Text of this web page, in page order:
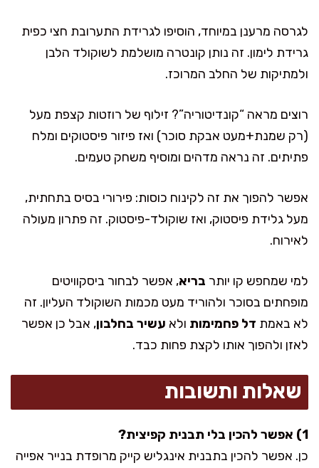
לגרסה מרענן במיוחד, הוסיפו לגרידת התערובת חצי כפית
גרידת לימון. זה נותן קונטרה מושלמת לשוקולד הלבן
ולמתיקות של החלב המרוכז.
רוצים מראה “קונדיטוריה”? זילוף של רוזטות קצפת מעל
(רק שמנת+מעט אבקת סוכר) ואז פיזור פיסטוקים ומלח
פתיתים. זה נראה מדהים ומוסיף משחק טעמים.
אפשר להפוך את זה לקינוח כוסות: פירורי בסיס בתחתית,
מעל גלידת פיסטוק, ואז שוקולד-פיסטוק. זה פתרון מעולה
לאירוח.
למי שמחפש קו יותר בריא, אפשר לבחור ביסקוויטים
מופחתים בסוכר ולהוריד מעט מכמות השוקולד העליון. זה
לא באמת דל פחמימות ולא עשיר בחלבון, אבל כן אפשר
לאזן ולהפוך אותו לקצת פחות כבד.
שאלות ותשובות
1) אפשר להכין בלי תבנית קפיצית?
כן. אפשר להכין בתבנית אינגליש קייק מרופדת בנייר אפייה